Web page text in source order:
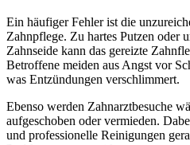
Ein häufiger Fehler ist die
Zahnpflege. Zu hartes Putzen oder
Zahnseide kann das gereizte
Betroffene meiden aus Angst vor
was Entzündungen verschlimmert.
Ebenso werden Zahnarztbesuche
aufgeschoben oder vermieden.
und professionelle Reinigungen